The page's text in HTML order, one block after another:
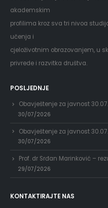
akademskim
profilima kroz sva tri nivoa
učenja i
cjeloživotnim obrazovanjem, u
privrede i razvitka društva.
POSLJEDNJE
Obavještenje za javnost
30/07/2026
Obavještenje za javnost
30/07/2026
Prof. dr Srđan Marinković –
29/07/2026
KONTAKTIRAJTE NAS